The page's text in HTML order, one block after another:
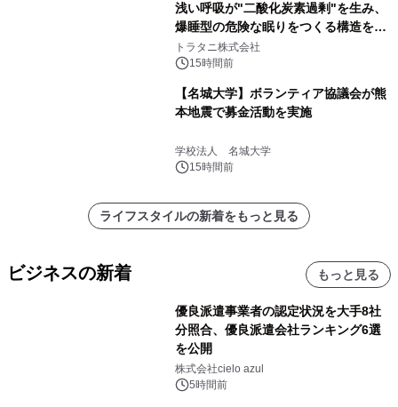
浅い呼吸が"二酸化炭素過剰"を生み、
爆睡型の危険な眠りをつくる構造を解
説
トラタニ株式会社
15時間前
【名城大学】ボランティア協議会が熊
本地震で募金活動を実施
学校法人 名城大学
15時間前
ライフスタイルの新着をもっと見る
ビジネスの新着 もっと見る
優良派遣事業者の認定状況を大手8社
分照合、優良派遣会社ランキング6選
を公開
株式会社cielo azul
5時間前